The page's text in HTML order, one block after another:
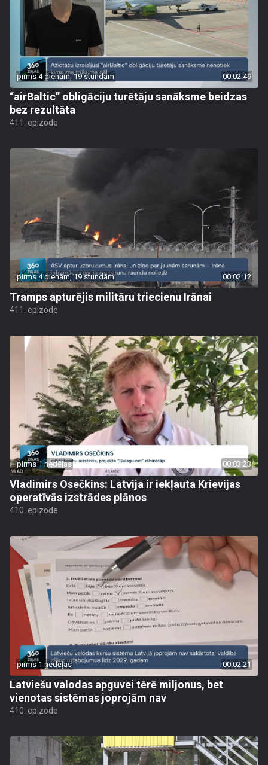
pirms 4 dienām, 19 stundām 00:02:49
“airBaltic” obligāciju turētāju sanāksme beidzas
bez rezultāta
411. epizode
pirms 4 dienām, 19 stundām 00:02:12
Tramps apturējis militāru triecienu Irānai
411. epizode
pirms 1 nedēļas 00:03:23
Vladimirs Osečkins: Latvija ir iekļauta Krievijas
operatīvās izstrādes plānos
410. epizode
pirms 1 nedēļas 00:02:21
Latviešu valodas apguvei tērē miljonus, bet
vienotas sistēmas joprojām nav
410. epizode